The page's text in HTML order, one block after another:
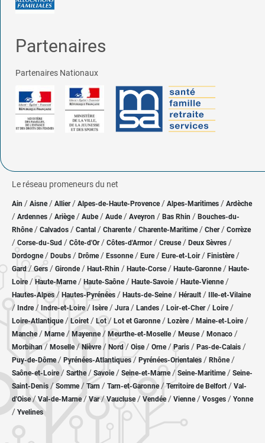
Partenaires
Partenaires Nationaux
Le réseau promeneurs du net
Ain / Aisne/ Allier/ Alpes-de-Haute-Provence / Alpes-Maritimes / Ardèche
/ Ardennes / Ariège/ Aube/ Aude / Aveyron / Bas Rhin / Bouches-du-
Rhône/ Calvados / Cantal / Charente / Charente-Maritime/ Cher / Corrèze
/ Corse-du-Sud / Côte-d'Or / Côtes-d'Armor/ Creuse/ Deux Sèvres /
Dordogne/ Doubs / Drôme/ Essonne / Eure/ Eure-et-Loir / Finistère/
Gard/ Gers / Gironde/ Haut-Rhin / Haute-Corse/ Haute-Garonne/ Haute-
Loire/Haute-Marne/ Haute-Saône/ Haute-Savoie/ Haute-Vienne/
Hautes-Alpes/ Hautes-Pyrénées / Hauts-de-Seine/ Hérault / Ille-et-Vilaine
/ Indre/ Indre-et-Loire/ Isère/ Jura / Landes / Loir-et-Cher/ Loire/
Loire-Atlantique/ Loiret / Lot/ Lot et Garonne/ Lozère / Maine-et-Loire/
Manche/ Marne/ Mayenne/ Meurthe-et-Moselle/ Meuse/ Monaco /
Morbihan/ Moselle/ Nièvre / Nord/ Oise / Orne/Paris / Pas-de-Calais /
Puy-de-Dôme/ Pyrénées-Atlantiques / Pyrénées-Orientales / Rhône/
Saône-et-Loire/ Sarthe/ Savoie/ Seine-et-Marne/ Seine-Maritime/ Seine-
Saint-Denis /Somme/ Tarn / Tarn-et-Garonne/Territoire de Belfort / Val-
d'Oise/ Val-de-Marne/Var/Vaucluse/ Vendée/ Vienne/ Vosges / Yonne
/ Yvelines